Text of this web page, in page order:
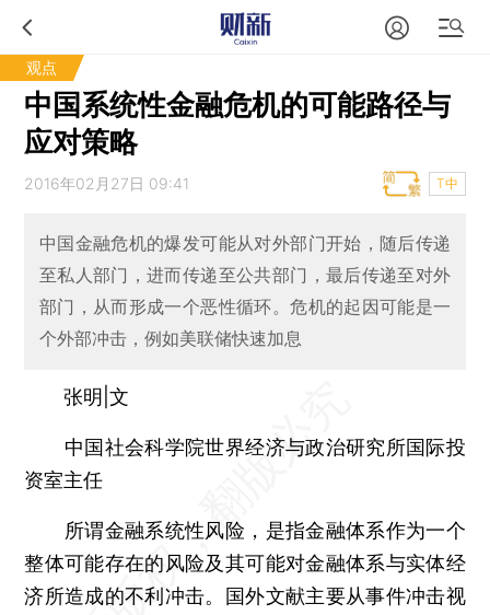
观点
中国系统性金融危机的可能路径与
应对策略
2016年02月27日 09:41 T中
中国金融危机的爆发可能从对外部门开始，随后传递
至私人部门，进而传递至公共部门，最后传递至对外
部门，从而形成一个恶性循环。危机的起因可能是一
个外部冲击，例如美联储快速加息
张明|文
中国社会科学院世界经济与政治研究所国际投
资室主任
所谓金融系统性风险，是指金融体系作为一个
整体可能存在的风险及其可能对金融体系与实体经
济所造成的不利冲击。国外文献主要从事件冲击视